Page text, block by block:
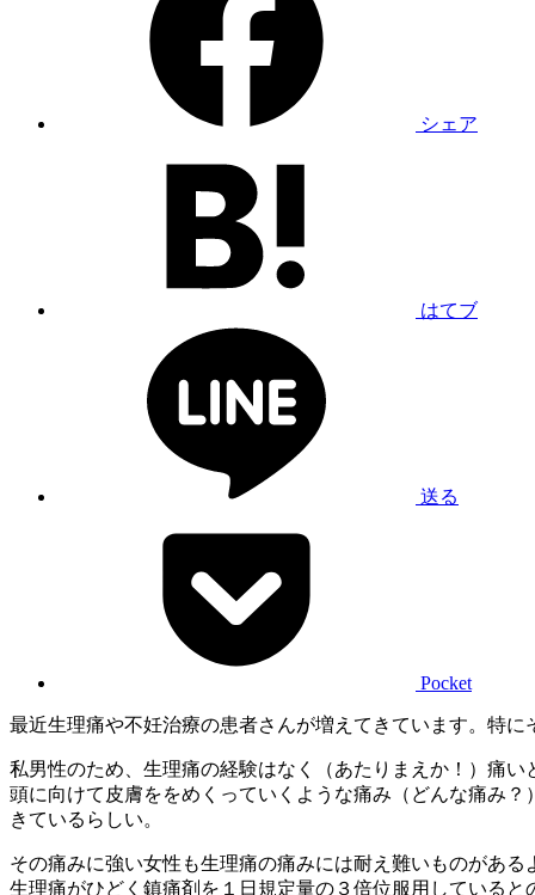
シェア
はてブ
送る
Pocket
最近生理痛や不妊治療の患者さんが増えてきています。特
私男性のため、生理痛の経験はなく（あたりまえか！）痛
頭に向けて皮膚ををめくっていくような痛み（どんな痛み
きているらしい。
その痛みに強い女性も生理痛の痛みには耐え難いものがあ
生理痛がひどく鎮痛剤を１日規定量の３倍位服用している